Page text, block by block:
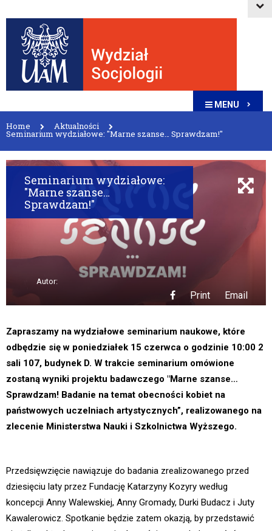
MENU
Home Aktualności
Seminarium wydziałowe: "Marne szanse… Sprawdzam!"
Seminarium wydziałowe:
"Marne szanse…
Sprawdzam!"
Print Email
Autor:
Zapraszamy na wydziałowe seminarium naukowe, które
odbędzie się w poniedziałek 15 czerwca o godzinie 10:00 2
sali 107, budynek D. W trakcie seminarium omówione
zostaną wyniki projektu badawczego "Marne szanse…
Sprawdzam! Badanie na temat obecności kobiet na
państwowych uczelniach artystycznych”, realizowanego na
zlecenie Ministerstwa Nauki i Szkolnictwa Wyższego.
Przedsięwzięcie nawiązuje do badania zrealizowanego przed
dziesięciu laty przez Fundację Katarzyny Kozyry według
koncepcji Anny Walewskiej, Anny Gromady, Durki Budacz i Juty
Kawalerowicz. Spotkanie będzie zatem okazją, by przedstawić